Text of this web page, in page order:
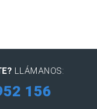
LLÁMANOS:
156